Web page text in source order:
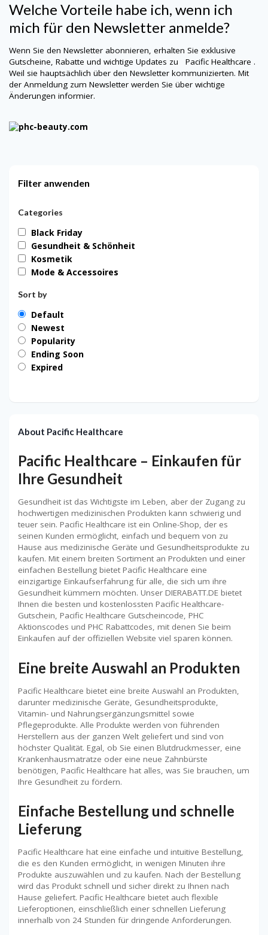
Welche Vorteile habe ich, wenn ich
mich für den Newsletter anmelde?
Wenn Sie den Newsletter abonnieren, erhalten Sie exklusive
Gutscheine, Rabatte und wichtige Updates zu Pacific Healthcare .
Weil sie hauptsächlich über den Newsletter kommunizierten. Mit
der Anmeldung zum Newsletter werden Sie über wichtige
Änderungen informier.
Filter anwenden
Categories
Black Friday
Gesundheit & Schönheit
Kosmetik
Mode & Accessoires
Sort by
Default
Newest
Popularity
Ending Soon
Expired
About Pacific Healthcare
Pacific Healthcare – Einkaufen für
Ihre Gesundheit
Gesundheit ist das Wichtigste im Leben, aber der Zugang zu
hochwertigen medizinischen Produkten kann schwierig und
teuer sein. Pacific Healthcare ist ein Online-Shop, der es
seinen Kunden ermöglicht, einfach und bequem von zu
Hause aus medizinische Geräte und Gesundheitsprodukte zu
kaufen. Mit einem breiten Sortiment an Produkten und einer
einfachen Bestellung bietet Pacific Healthcare eine
einzigartige Einkaufserfahrung für alle, die sich um ihre
Gesundheit kümmern möchten. Unser DIERABATT.DE bietet
Ihnen die besten und kostenlossten Pacific Healthcare-
Gutschein, Pacific Healthcare Gutscheincode, PHC
Aktionscodes und PHC Rabattcodes, mit denen Sie beim
Einkaufen auf der offiziellen Website viel sparen können.
Eine breite Auswahl an Produkten
Pacific Healthcare bietet eine breite Auswahl an Produkten,
darunter medizinische Geräte, Gesundheitsprodukte,
Vitamin- und Nahrungsergänzungsmittel sowie
Pflegeprodukte. Alle Produkte werden von führenden
Herstellern aus der ganzen Welt geliefert und sind von
höchster Qualität. Egal, ob Sie einen Blutdruckmesser, eine
Krankenhausmatratze oder eine neue Zahnbürste
benötigen, Pacific Healthcare hat alles, was Sie brauchen, um
Ihre Gesundheit zu fördern.
Einfache Bestellung und schnelle
Lieferung
Pacific Healthcare hat eine einfache und intuitive Bestellung,
die es den Kunden ermöglicht, in wenigen Minuten ihre
Produkte auszuwählen und zu kaufen. Nach der Bestellung
wird das Produkt schnell und sicher direkt zu Ihnen nach
Hause geliefert. Pacific Healthcare bietet auch flexible
Lieferoptionen, einschließlich einer schnellen Lieferung
innerhalb von 24 Stunden für dringende Anforderungen.